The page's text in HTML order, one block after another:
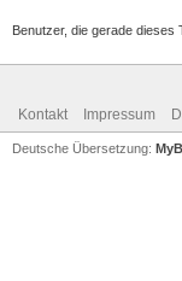
Benutzer, die gerade
Kontakt Impressum
Deutsche Übersetzung: